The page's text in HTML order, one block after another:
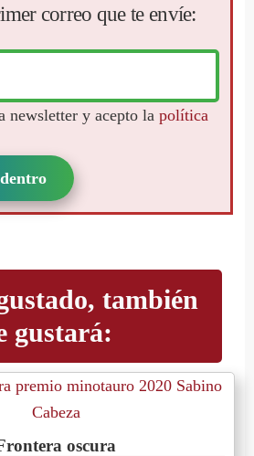
correo que te envíe:
newsletter y acepto lapolítica
también
gustará:
oscura